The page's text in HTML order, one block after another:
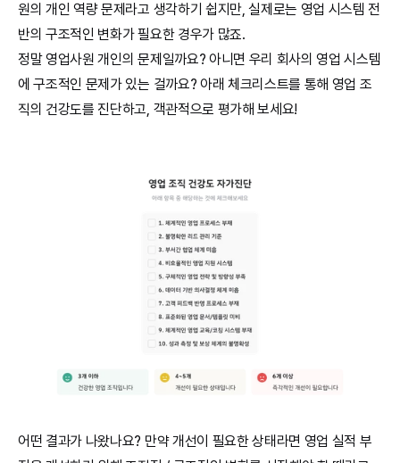
원의 개인 역량 문제라고 생각하기 쉽지만, 실제로는 영업 시스템 전
반의 구조적인 변화가 필요한 경우가 많죠.
정말 영업사원 개인의 문제일까요? 아니면 우리 회사의 영업 시스템
에 구조적인 문제가 있는 걸까요? 아래 체크리스트를 통해 영업 조
직의 건강도를 진단하고, 객관적으로 평가해 보세요!
어떤 결과가 나왔나요? 만약 개선이 필요한 상태라면 영업 실적 부